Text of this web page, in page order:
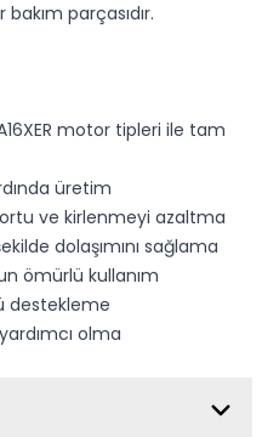
parçasıdır.
motor tipleri ile tam
üretim
ve kirlenmeyi azaltma
dolaşımını sağlama
ömürlü kullanım
destekleme
olma